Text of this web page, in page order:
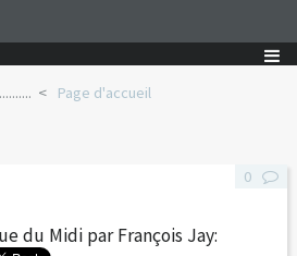
Page d'accueil
du Midi par François Jay:
0